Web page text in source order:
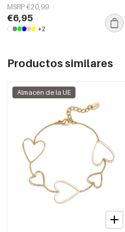
MSRP €20,99
€6,95
+2
Productos similares
Almacén de la UE